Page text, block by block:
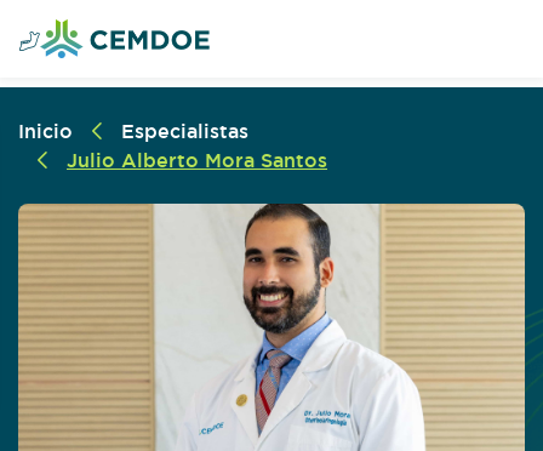
Inicio
Especialistas
Julio Alberto Mora Santos